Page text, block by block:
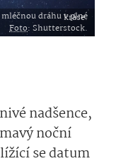
Zanedlouho budete mít možnost pozorovat mléčnou dráhu v plné kráse.
Foto: Shutterstock.
nadšence,
noční
se datum